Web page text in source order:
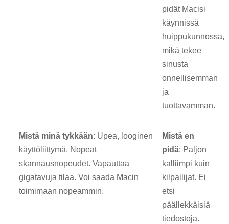
pidät Macisi
käynnissä
huippukunnossa,
mikä tekee
sinusta
onnellisemman
ja
tuottavamman.
Mistä minä tykkään: Upea, looginen
käyttöliittymä. Nopeat
skannausnopeudet. Vapauttaa
gigatavuja tilaa. Voi saada Macin
toimimaan nopeammin.
Mistä en
pidä: Paljon
kalliimpi kuin
kilpailijat. Ei
etsi
päällekkäisiä
tiedostoja.